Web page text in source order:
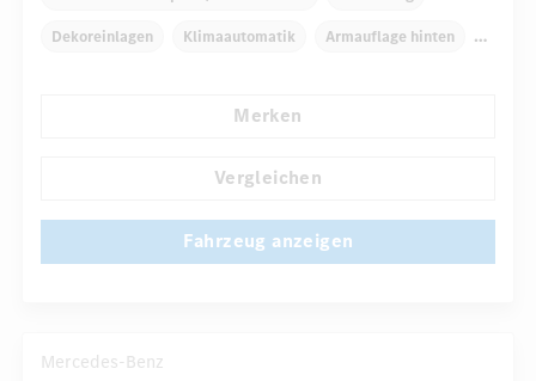
Dekoreinlagen Klimaautomatik Armauflage hinten
Automatisch abblendender Innenspiegel
Merken
Vergleichen
Fahrzeug anzeigen
Mercedes-Benz